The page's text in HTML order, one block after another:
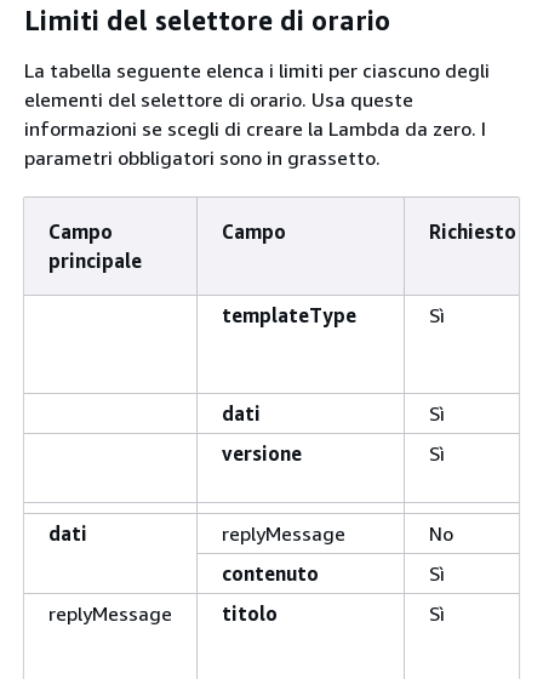
Limiti del selettore di orario
La tabella seguente elenca i limiti per ciascuno degli
elementi del selettore di orario. Usa queste
informazioni se scegli di creare la Lambda da zero. I
parametri obbligatori sono in grassetto.
Campo
principale
Campo Richiesto
templateType Sì
dati
Sì
versione
Sì
dati replyMessage
No
contenuto
Sì
replyMessage
titolo Sì